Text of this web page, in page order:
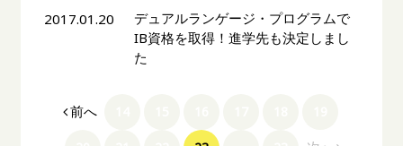
2017.01.20
デュアルランゲージ・プログラムで
IB資格を取得！進学先も決定しまし
た
前へ